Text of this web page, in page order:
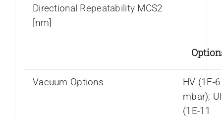
Directional Repeatability MCS2
[nm]
Vacuum Options
HV (1E-6
mbar);
(1E-11